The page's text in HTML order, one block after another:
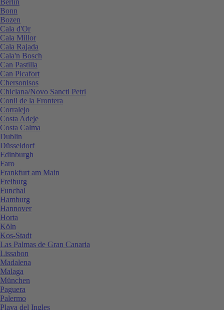
Bonn
Bozen
Cala d'Or
Cala Millor
Cala Rajada
Cala'n Bosch
Can Pastilla
Can Picafort
Chersonisos
Chiclana/Novo Sancti Petri
Conil de la Frontera
Corralejo
Costa Adeje
Costa Calma
Dublin
Düsseldorf
Edinburgh
Faro
Frankfurt am Main
Freiburg
Funchal
Hamburg
Hannover
Horta
Köln
Kos-Stadt
Las Palmas de Gran Canaria
Lissabon
Madalena
Malaga
München
Paguera
Palermo
Playa del Ingles